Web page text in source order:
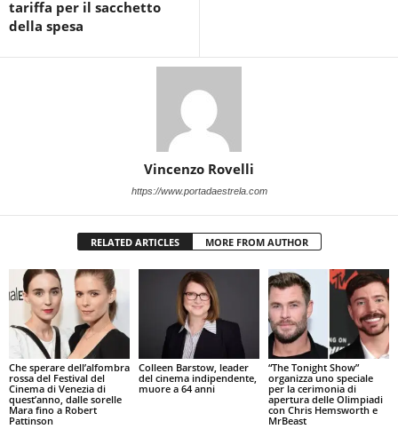
tariffa per il sacchetto
della spesa
Vincenzo Rovelli
https://www.portadaestrela.com
RELATED ARTICLES MORE FROM AUTHOR
Che sperare dell’alfombra
rossa del Festival del
Cinema di Venezia di
quest’anno, dalle sorelle
Mara fino a Robert
Pattinson
Colleen Barstow, leader
del cinema indipendente,
muore a 64 anni
“The Tonight Show”
organizza uno speciale
per la cerimonia di
apertura delle Olimpiadi
con Chris Hemsworth e
MrBeast